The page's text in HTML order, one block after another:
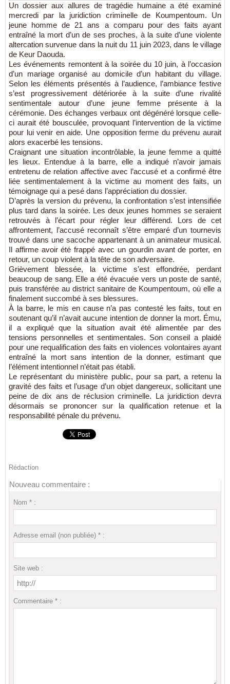
Un dossier aux allures de tragédie humaine a été examiné
mercredi par la juridiction criminelle de Koumpentoum. Un
jeune homme de 21 ans a comparu pour des faits ayant
entraîné la mort d’un de ses proches, à la suite d’une violente
altercation survenue dans la nuit du 11 juin 2023, dans le village
de Keur Daouda.
Les événements remontent à la soirée du 10 juin, à l’occasion
d’un mariage organisé au domicile d’un habitant du village.
Selon les éléments présentés à l’audience, l’ambiance festive
s’est progressivement détériorée à la suite d’une rivalité
sentimentale autour d’une jeune femme présente à la
cérémonie. Des échanges verbaux ont dégénéré lorsque celle-
ci aurait été bousculée, provoquant l’intervention de la victime
pour lui venir en aide. Une opposition ferme du prévenu aurait
alors exacerbé les tensions.
Craignant une situation incontrôlable, la jeune femme a quitté
les lieux. Entendue à la barre, elle a indiqué n’avoir jamais
entretenu de relation affective avec l’accusé et a confirmé être
liée sentimentalement à la victime au moment des faits, un
témoignage qui a pesé dans l’appréciation du dossier.
D’après la version du prévenu, la confrontation s’est intensifiée
plus tard dans la soirée. Les deux jeunes hommes se seraient
retrouvés à l’écart pour régler leur différend. Lors de cet
affrontement, l’accusé reconnaît s’être emparé d’un tournevis
trouvé dans une sacoche appartenant à un animateur musical.
Il affirme avoir été frappé avec un gourdin avant de porter, en
retour, un coup violent à la tête de son adversaire.
Grièvement blessée, la victime s’est effondrée, perdant
beaucoup de sang. Elle a été évacuée vers un poste de santé,
puis transférée au district sanitaire de Koumpentoum, où elle a
finalement succombé à ses blessures.
À la barre, le mis en cause n’a pas contesté les faits, tout en
soutenant qu’il n’avait aucune intention de donner la mort. Ému,
il a expliqué que la situation avait été alimentée par des
tensions personnelles et sentimentales. Son conseil a plaidé
pour une requalification des faits en violences volontaires ayant
entraîné la mort sans intention de la donner, estimant que
l’élément intentionnel n’était pas établi.
Le représentant du ministère public, pour sa part, a retenu la
gravité des faits et l’usage d’un objet dangereux, sollicitant une
peine de dix ans de réclusion criminelle. La juridiction devra
désormais se prononcer sur la qualification retenue et la
responsabilité pénale du prévenu.
Rédaction
Nouveau commentaire :
Nom * :
Adresse email (non publiée) * :
Site web :
Commentaire * :